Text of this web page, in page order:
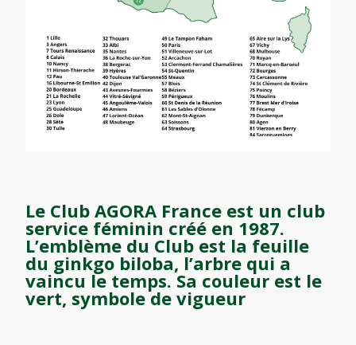
Le Club AGORA France est un club
service féminin créé en 1987.
L’emblème du Club est la feuille
du ginkgo biloba, l’arbre qui a
vaincu le temps. Sa couleur est le
vert, symbole de vigueur